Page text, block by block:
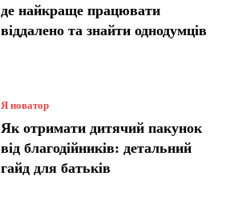
де найкраще працювати
віддалено та знайти однодумців
Я новатор
Як отримати дитячий пакунок
від благодійників: детальний
гайд для батьків